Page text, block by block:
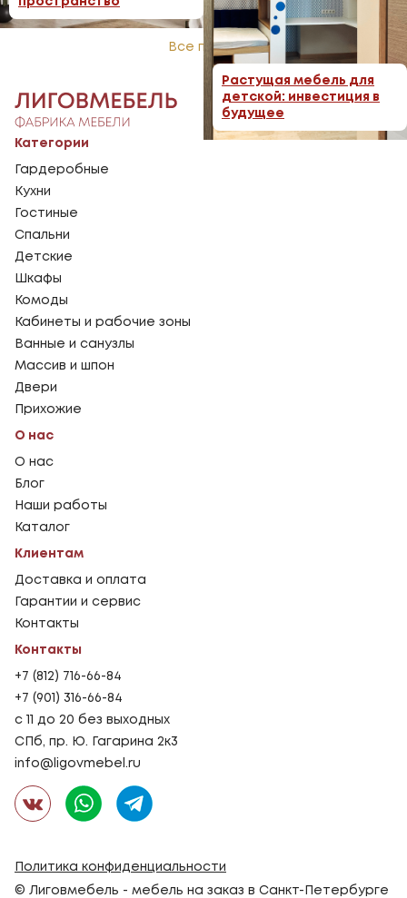
Растущая мебель для
детской: инвестиция в
будущее
Все посты
Категории
Гардеробные
Кухни
Гостиные
Спальни
Детские
Шкафы
Комоды
Кабинеты и рабочие зоны
Ванные и санузлы
Массив и шпон
Двери
Прихожие
О нас
О нас
Блог
Наши работы
Каталог
Клиентам
Доставка и оплата
Гарантии и сервис
Контакты
Контакты
+7 (812) 716-66-84
+7 (901) 316-66-84
с 11 до 20 без выходных
СПб, пр. Ю. Гагарина 2к3
info@ligovmebel.ru
Политика конфиденциальности
© Лиговмебель - мебель на заказ в Санкт-Петербурге